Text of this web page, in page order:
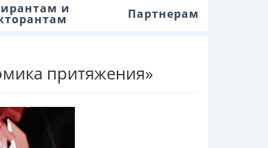
и Партнерам
притяжения»